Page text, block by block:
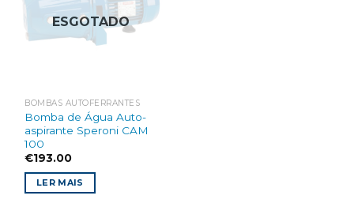
wishlist
ESGOTADO
BOMBAS AUTOFERRANTES
Bomba de Água Auto-
aspirante Speroni CAM
100
€193.00
LER MAIS